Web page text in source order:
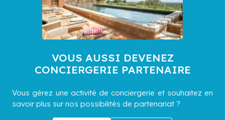
VOUS AUSSI DEVENEZ
CONCIERGERIE PARTENAIRE
Vous gérez une activité de conciergerie et souhaitez en
savoir plus sur nos possibilités de partenariat ?